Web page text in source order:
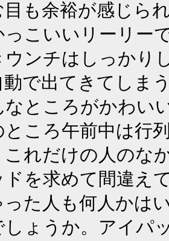
目も余裕が感じら
っこいいリーリー
ウンチはしっかり
動で出てきてしま
なところがかわい
ところ午前中は行
これだけの人のな
ドを求めて間違え
った人も何人かは
しょうか。アイパ